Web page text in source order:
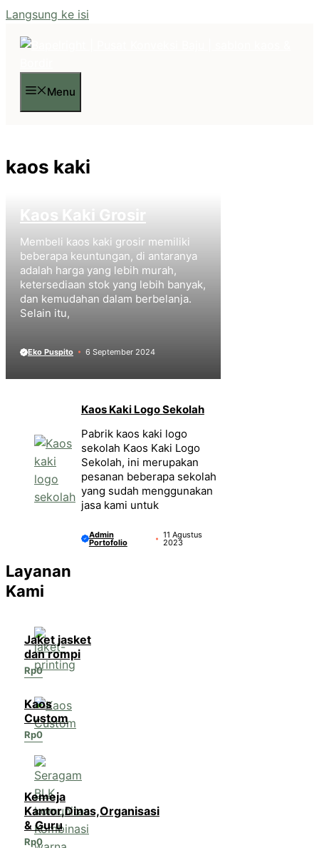
Langsung ke isi
Menu
kaos kaki
Kaos Kaki Grosir
Membeli kaos kaki grosir memiliki
beberapa keuntungan, di antaranya
adalah harga yang lebih murah,
ketersediaan stok yang lebih banyak,
dan kemudahan dalam berbelanja.
Selain itu,
Eko Puspito 6 September 2024
Kaos Kaki Logo Sekolah
Pabrik kaos kaki logo
sekolah Kaos Kaki Logo
Sekolah, ini merupakan
pesanan beberapa sekolah
yang sudah menggunakan
jasa kami untuk
Admin
Portofolio
11 Agustus
2023
Layanan
Kami
Jaket jasket
dan rompi
Rp0
Kaos
Custom
Rp0
Kemeja
Kantor,Dinas,Organisasi
& Guru
Rp0